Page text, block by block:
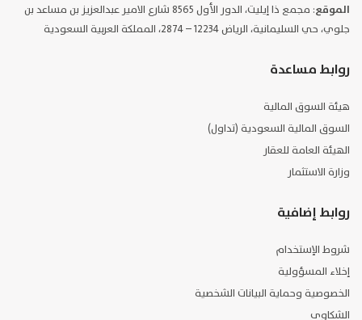
الموقع
: مجمع ذا إيليت، الدور الأول 8565 شارع الامير عبدالعزيز بن مساعد بن
جلوي، حي السليمانية، الرياض 12234 – 2874، المملكة العربية السعودية
روابط مساعدة
هيئة السوق المالية
السوق المالية السعودية (تداول)
الهيئة العامة للعقار
وزارة الاستثمار
روابط إضافية
شروط الإستخدام
إخلاء المسؤولية
الخصوصية وحماية البيانات الشخصية
الشكاوى